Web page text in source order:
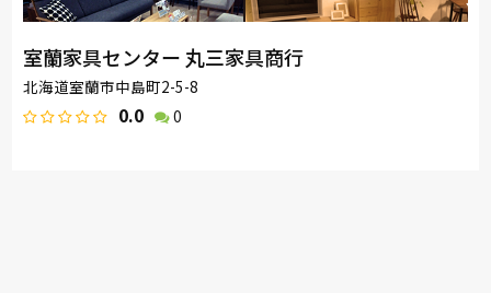
室蘭家具センター 丸三家具商行
北海道室蘭市中島町2-5-8
0.0 0